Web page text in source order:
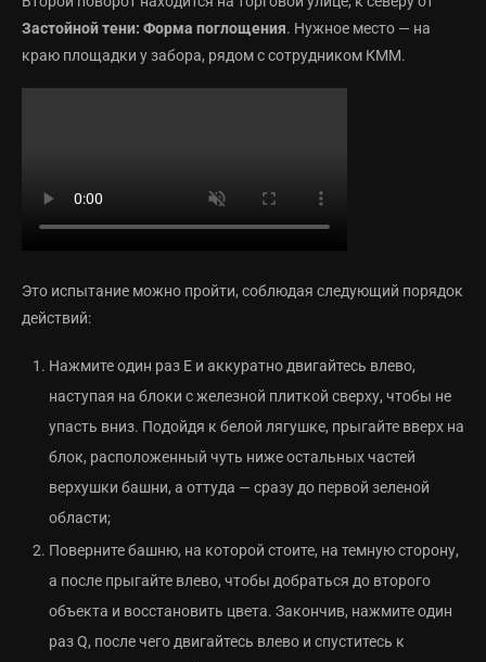
Застойной тени: Форма поглощения. Нужное место — на
краю площадки у забора, рядом с сотрудником КММ.
Это испытание можно пройти, соблюдая следующий порядок
действий:
Нажмите один раз E и аккуратно двигайтесь влево,
наступая на блоки с железной плиткой сверху, чтобы не
упасть вниз. Подойдя к белой лягушке, прыгайте вверх на
блок, расположенный чуть ниже остальных частей
верхушки башни, а оттуда — сразу до первой зеленой
области;
Поверните башню, на которой стоите, на темную сторону,
а после прыгайте влево, чтобы добраться до второго
объекта и восстановить цвета. Закончив, нажмите один
раз Q, после чего двигайтесь влево и спуститесь к